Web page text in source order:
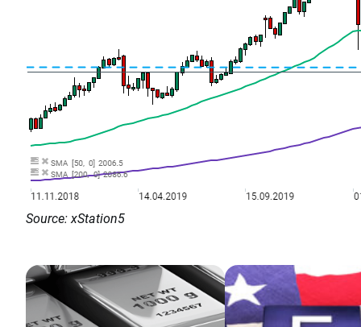
Source: xStation5